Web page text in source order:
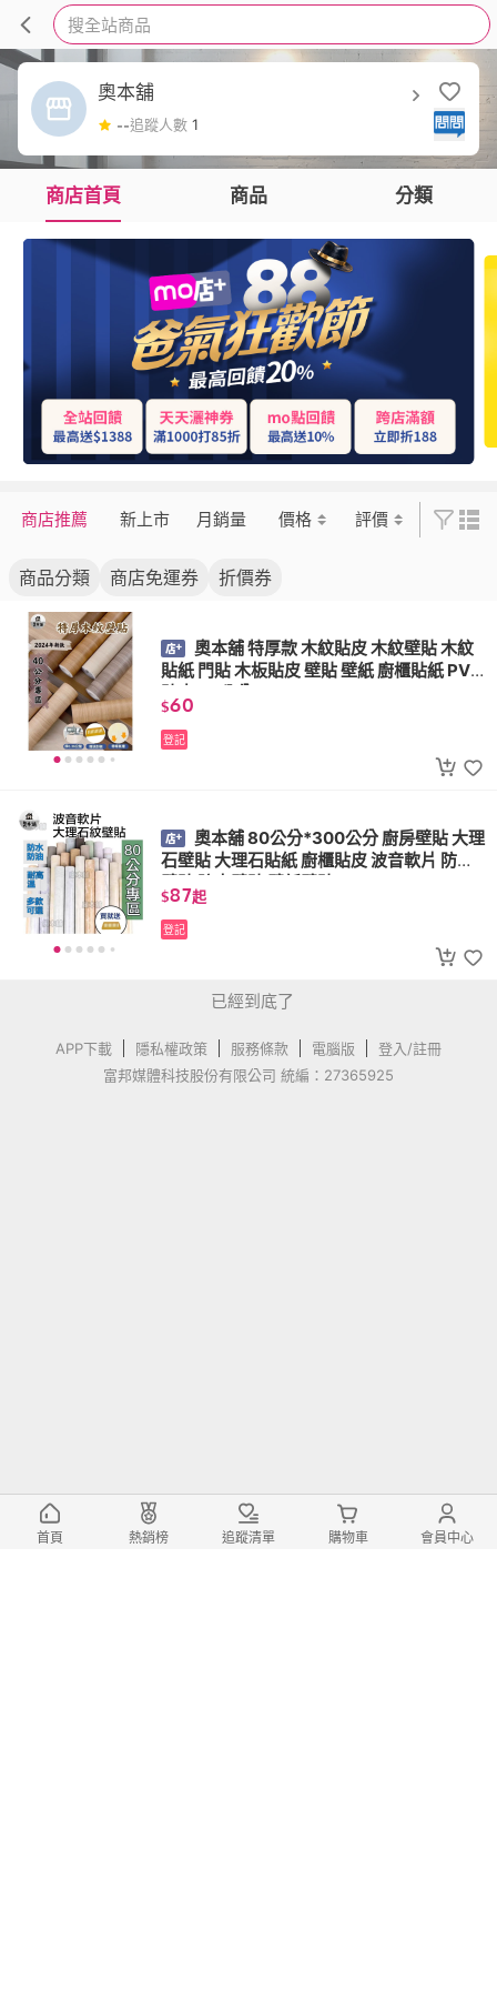
搜全站商品
奧本舖
--追蹤人數 1
商店首頁 商品 分類
商店推薦 新上市 月銷量 價格 評價
商品分類 商店免運券 折價券
奧本舖 特厚款 木紋貼皮 木紋壁貼 木紋
貼紙 門貼 木板貼皮 壁貼 壁紙 廚櫃貼紙 PVC
貼皮 40公分
$60
登記
奧本舖 80公分*300公分 廚房壁貼 大理
石壁貼 大理石貼紙 廚櫃貼皮 波音軟片 防油
壁貼 防水壁貼 壁紙壁貼
$87起
登記
已經到底了
APP下載 隱私權政策 服務條款 電腦版
登入/註冊
富邦媒體科技股份有限公司 統編：27365925
首頁 熱銷榜 追蹤清單 購物車 會員中心